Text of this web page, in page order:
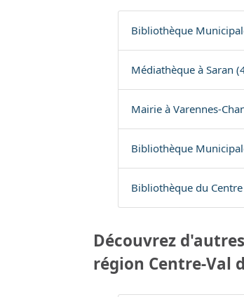
Bibliothèque
Médiathèque à Saran
Mairie à Varennes-
Bibliothèque
Bibliothèque du
Découvrez
région Centre-Val